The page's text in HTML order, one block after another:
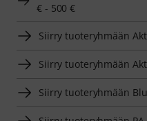
€ - 500 €
Siirry tuoteryhmään
Siirry tuoteryhmään
Siirry tuoteryhmään